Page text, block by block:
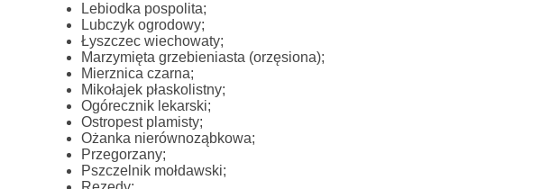
Lebiodka pospolita;
Lubczyk ogrodowy;
Łyszczec wiechowaty;
Marzymięta grzebieniasta (orzęsiona);
Mierznica czarna;
Mikołajek płaskolistny;
Ogórecznik lekarski;
Ostropest plamisty;
Ożanka nierównoząbkowa;
Przegorzany;
Pszczelnik mołdawski;